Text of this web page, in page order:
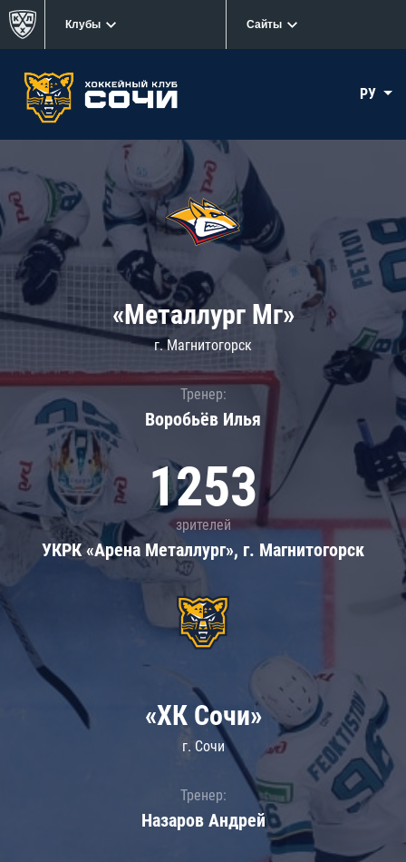
Клубы Сайты
РУ
«Металлург Мг»
г. Магнитогорск
Тренер:
Воробьёв Илья
1253
зрителей
УКРК «Арена Металлург», г. Магнитогорск
«ХК Сочи»
г. Сочи
Тренер:
Назаров Андрей